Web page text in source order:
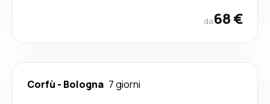
da68 €
Corfù - Bologna 7 giorni